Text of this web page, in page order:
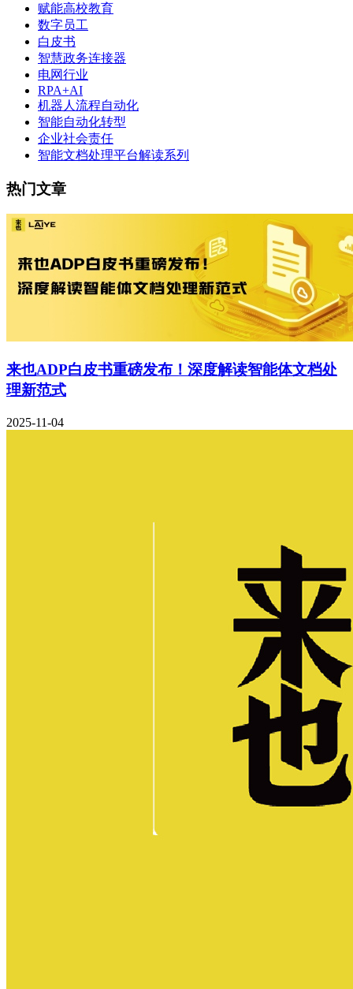
赋能高校教育
数字员工
白皮书
智慧政务连接器
电网行业
RPA+AI
机器人流程自动化
智能自动化转型
企业社会责任
智能文档处理平台解读系列
热门文章
来也ADP白皮书重磅发布！深度解读智能体文档处
理新范式
2025-11-04